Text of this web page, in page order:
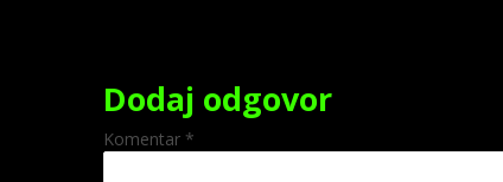
Dodaj odgovor
Komentar *